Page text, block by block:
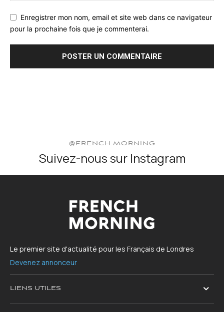
Enregistrer mon nom, email et site web dans ce navigateur
pour la prochaine fois que je commenterai.
@FRENCH.MORNING
Suivez-nous sur Instagram
Le premier site d'actualité pour les Français de Londres
Devenez annonceur
LIENS UTILES